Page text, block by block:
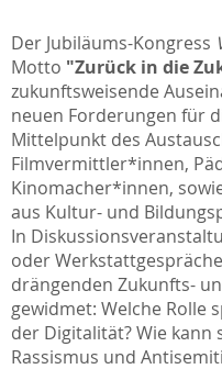
Der Jubiläums-Kongress
Motto "Zurück in die
zukunftsweisende
neuen Forderungen für
Mittelpunkt des
Filmvermittler*innen,
Kinomacher*innen,
aus Kultur- und
In
oder
drängenden Zukunfts-
gewidmet: Welche Rolle
der Digitalität? Wie kann
Rassismus und